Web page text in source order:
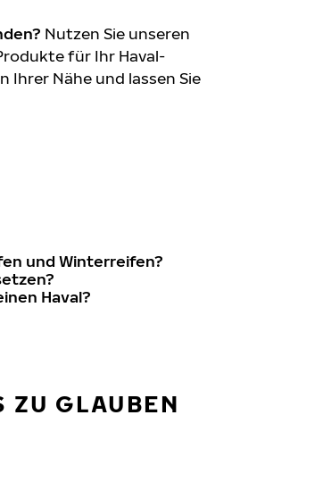
Nutzen Sie unseren
für Ihr Haval-
Ihrer Nähe und lassen Sie
und Winterreifen?
Haval?
ZU GLAUBEN